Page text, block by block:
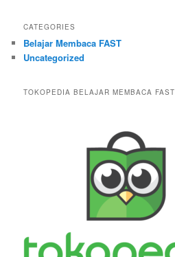
CATEGORIES
Belajar Membaca FAST
Uncategorized
TOKOPEDIA BELAJAR MEMBACA FAST